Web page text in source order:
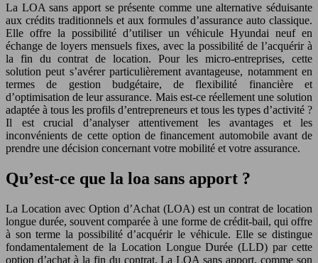
La LOA sans apport se présente comme une alternative séduisante
aux crédits traditionnels et aux formules d’assurance auto classique.
Elle offre la possibilité d’utiliser un véhicule Hyundai neuf en
échange de loyers mensuels fixes, avec la possibilité de l’acquérir à
la fin du contrat de location. Pour les micro-entreprises, cette
solution peut s’avérer particulièrement avantageuse, notamment en
termes de gestion budgétaire, de flexibilité financière et
d’optimisation de leur assurance. Mais est-ce réellement une solution
adaptée à tous les profils d’entrepreneurs et tous les types d’activité ?
Il est crucial d’analyser attentivement les avantages et les
inconvénients de cette option de financement automobile avant de
prendre une décision concernant votre mobilité et votre assurance.
Qu’est-ce que la loa sans apport ?
La Location avec Option d’Achat (LOA) est un contrat de location
longue durée, souvent comparée à une forme de crédit-bail, qui offre
à son terme la possibilité d’acquérir le véhicule. Elle se distingue
fondamentalement de la Location Longue Durée (LLD) par cette
option d’achat à la fin du contrat. La LOA sans apport, comme son